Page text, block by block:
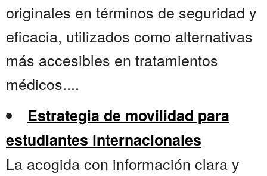
originales en términos de seguridad y
eficacia, utilizados como alternativas
más accesibles en tratamientos
médicos....
Estrategia de movilidad para
estudiantes internacionales
La acogida con información clara y